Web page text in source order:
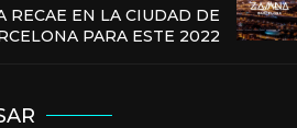
RECAE EN LA CIUDAD DE
PARA ESTE 2022